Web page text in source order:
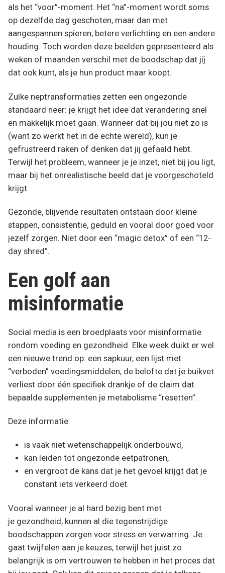
als het “voor”-moment. Het “na”-moment wordt soms
op dezelfde dag geschoten, maar dan met
aangespannen spieren, betere verlichting en een andere
houding. Toch worden deze beelden gepresenteerd als
weken of maanden verschil met de boodschap dat jíj
dat ook kunt, als je hun product maar koopt.
Zulke neptransformaties zetten een ongezonde
standaard neer: je krijgt het idee dat verandering snel
en makkelijk moet gaan. Wanneer dat bij jou niet zo is
(want zo werkt het in de echte wereld), kun je
gefrustreerd raken of denken dat jij gefaald hebt.
Terwijl het probleem, wanneer je je inzet, niet bij jou ligt,
maar bij het onrealistische beeld dat je voorgeschoteld
krijgt.
Gezonde, blijvende resultaten ontstaan door kleine
stappen, consistentie, geduld en vooral door goed voor
jezelf zorgen. Niet door een “magic detox” of een “12-
day shred”.
Een golf aan
misinformatie
Social media is een broedplaats voor misinformatie
rondom voeding en gezondheid. Elke week duikt er wel
een nieuwe trend op: een sapkuur, een lijst met
“verboden” voedingsmiddelen, de belofte dat je buikvet
verliest door één specifiek drankje of de claim dat
bepaalde supplementen je metabolisme “resetten”.
Deze informatie:
is vaak niet wetenschappelijk onderbouwd,
kan leiden tot ongezonde eetpatronen,
en vergroot de kans dat je het gevoel krijgt dat je
constant iets verkeerd doet.
Vooral wanneer je al hard bezig bent met
je gezondheid, kunnen al die tegenstrijdige
boodschappen zorgen voor stress en verwarring. Je
gaat twijfelen aan je keuzes, terwijl het juist zo
belangrijk is om vertrouwen te hebben in het proces dat